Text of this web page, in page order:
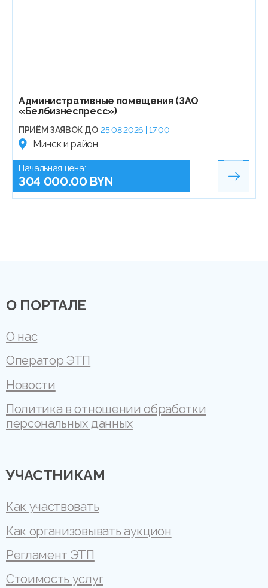
Административные помещения (ЗАО
«Белбизнеспресс»)
ПРИЁМ ЗАЯВОК ДО 25.08.2026 | 17:00
Минск и район
Начальная цена:
304 000.00 BYN
О ПОРТАЛЕ
О нас
Оператор ЭТП
Новости
Политика в отношении обработки
персональных данных
УЧАСТНИКАМ
Как участвовать
Как организовывать аукцион
Регламент ЭТП
Стоимость услуг